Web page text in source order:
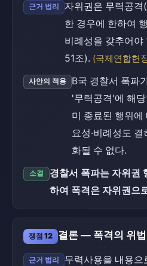
근거 법리
자위권은 무력공
한 경우에 한하여
비례성을 갖추어야
51조). (국제연합헌
사안의 적용
B국 경찰서 폭파
'무력공격'에 해
미 종료된 행위에
요성·비례성도
화될 수 없다.
소결
경찰서 폭파는 자위권
하여 폭격은 자위권으
쟁점 12 결론 — 폭격의 위
근거 법리
무력사용을 내용으